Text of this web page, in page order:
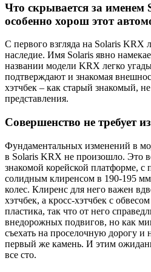
Что скрывается за
особенно хорош этот
С первого взгляда на Solaris KRX
наследие. Имя Solaris явно
названии модели KRX легко
подтверждают и знакомая
хэтчбек – как старый знакомый,
представления.
Совершенство не требует
Фундаментальных изменений в
в Solaris KRX не произошло. Это
знакомой корейской платформе,
солидным клиренсом в 190-195 мм
колес. Клиренс для него важен
хэтчбек, а кросс-хэтчбек с
пластика, так что от него
внедорожных подвигов, но как
съехать на проселочную дорогу и
первый же камень. И этим
все сто.